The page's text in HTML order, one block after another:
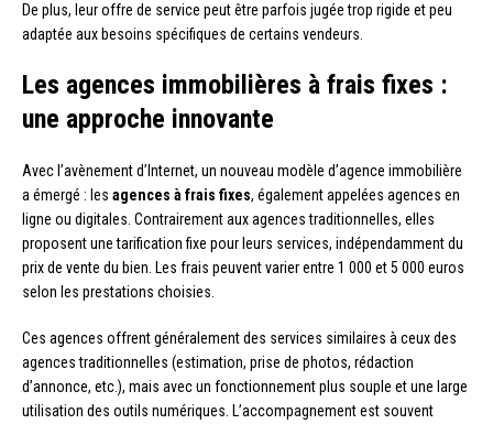
De plus, leur offre de service peut être parfois jugée trop rigide et peu
adaptée aux besoins spécifiques de certains vendeurs.
Les agences immobilières à frais fixes :
une approche innovante
Avec l’avènement d’Internet, un nouveau modèle d’agence immobilière
a émergé : les agences à frais fixes, également appelées agences en
ligne ou digitales. Contrairement aux agences traditionnelles, elles
proposent une tarification fixe pour leurs services, indépendamment du
prix de vente du bien. Les frais peuvent varier entre 1 000 et 5 000 euros
selon les prestations choisies.
Ces agences offrent généralement des services similaires à ceux des
agences traditionnelles (estimation, prise de photos, rédaction
d’annonce, etc.), mais avec un fonctionnement plus souple et une large
utilisation des outils numériques. L’accompagnement est souvent